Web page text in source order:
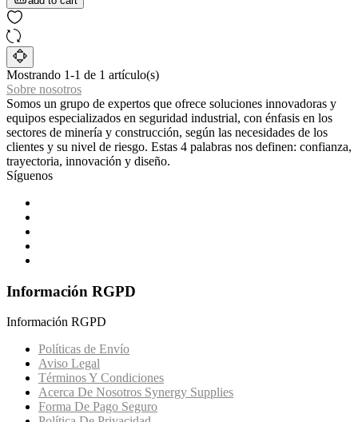
Mostrando 1-1 de 1 artículo(s)
Sobre nosotros
Somos un grupo de expertos que ofrece soluciones innovadoras y
equipos especializados en seguridad industrial, con énfasis en los
sectores de minería y construcción, según las necesidades de los
clientes y su nivel de riesgo. Estas 4 palabras nos definen: confianza,
trayectoria, innovación y diseño.
Síguenos
Información RGPD
Información RGPD
Políticas de Envío
Aviso Legal
Términos Y Condiciones
Acerca De Nosotros Synergy Supplies
Forma De Pago Seguro